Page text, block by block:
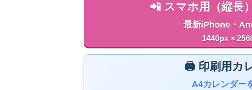
📲 スマホ用（縦長
最新iPhone・
1440px ×
🖨️ 印刷用カ
A4カレンダー